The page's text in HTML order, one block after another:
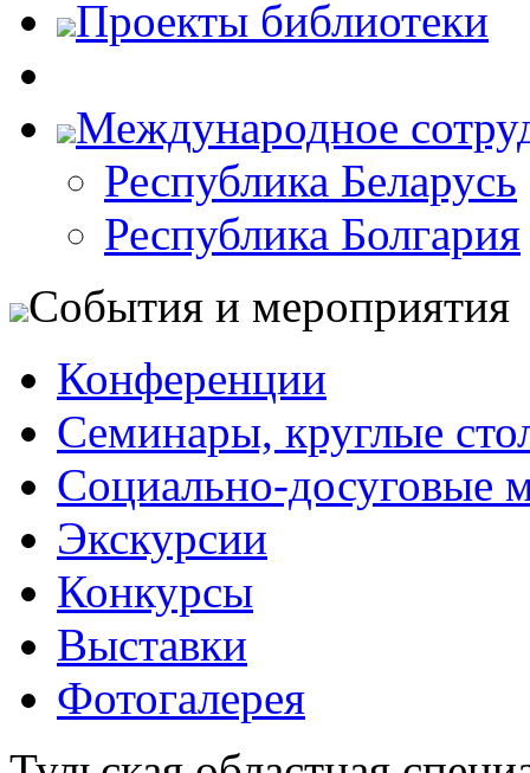
Проекты библиотеки
Международное
Республика Беларусь
Республика Болгария
События и мероприятия
Конференции
Семинары, круглые
Социально-досуговые
Экскурсии
Конкурсы
Выставки
Фотогалерея